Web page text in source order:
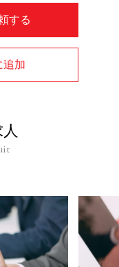
する
追加